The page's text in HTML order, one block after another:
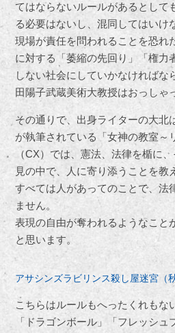
てはならないルールがあるとして
る必要はないし、混同してはいけ
現場が責任を問われることを恐れ
に対する「萎縮の先回り」「権力
しない社会にしていかなければな
田陽子武蔵美術大教授はおっしゃ
その通りで、出身ライターの大北
が執筆されている「女神の教室～
（CX）では、憲法、法律を楯に
見の中で、人に寄り添うことを教
すべては人があってのことで、法
ません。
表現の自由が奪われるようなこと
と思います。
アサシンズラビリンス殺し屋迷宮（
こちらはルールもへったくれもな
「ドラゴンボール」「フレッシ